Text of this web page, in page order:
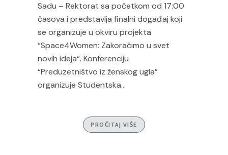
Sadu – Rektorat sa početkom od 17:00
časova i predstavlja finalni događaj koji
se organizuje u okviru projekta
“Space4Women: Zakoračimo u svet
novih ideja“. Konferenciju
“Preduzetništvo iz ženskog ugla”
organizuje Studentska...
PROČITAJ VIŠE